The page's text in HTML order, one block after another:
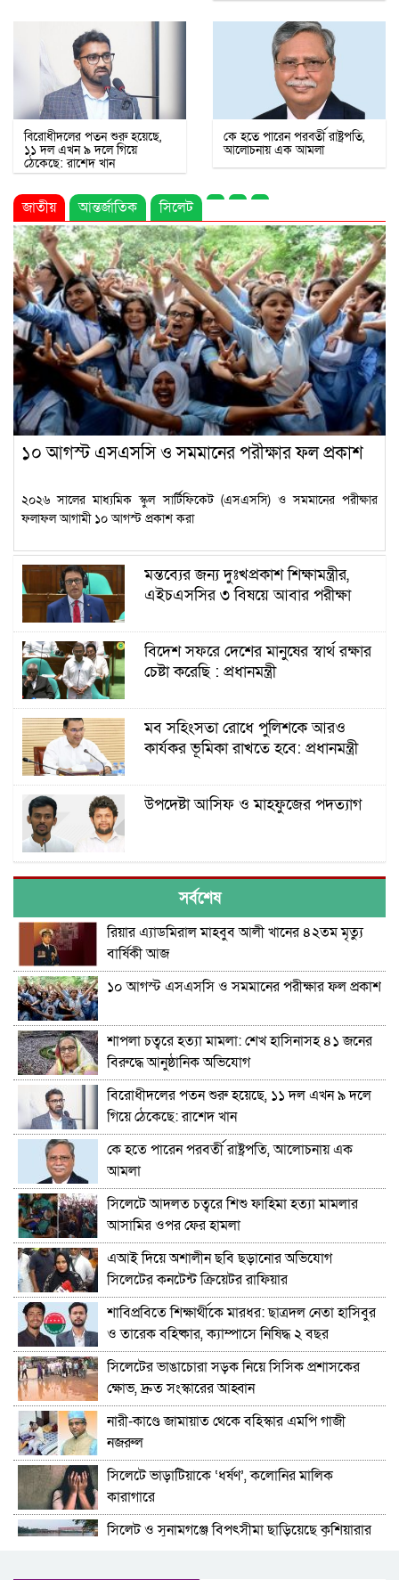
বিরোধীদলের পতন শুরু হয়েছে,
১১ দল এখন ৯ দলে গিয়ে
ঠেকেছে: রাশেদ খান
কে হতে পারেন পরবর্তী রাষ্ট্রপতি,
আলোচনায় এক আমলা
জাতীয় আন্তর্জাতিক সিলেট
১০ আগস্ট এসএসসি ও সমমানের পরীক্ষার ফল প্রকাশ
২০২৬ সালের মাধ্যমিক স্কুল সার্টিফিকেট (এসএসসি) ও সমমানের পরীক্ষার
ফলাফল আগামী ১০ আগস্ট প্রকাশ করা
মন্তব্যের জন্য দুঃখপ্রকাশ শিক্ষামন্ত্রীর,
এইচএসসির ৩ বিষয়ে আবার পরীক্ষা
বিদেশ সফরে দেশের মানুষের স্বার্থ রক্ষার
চেষ্টা করেছি : প্রধানমন্ত্রী
মব সহিংসতা রোধে পুলিশকে আরও
কার্যকর ভূমিকা রাখতে হবে: প্রধানমন্ত্রী
উপদেষ্টা আসিফ ও মাহফুজের পদত্যাগ
সর্বশেষ
রিয়ার এ্যাডমিরাল মাহবুব আলী খানের ৪২তম মৃত্যু
বার্ষিকী আজ
১০ আগস্ট এসএসসি ও সমমানের পরীক্ষার ফল প্রকাশ
শাপলা চত্বরে হত্যা মামলা: শেখ হাসিনাসহ ৪১ জনের
বিরুদ্ধে আনুষ্ঠানিক অভিযোগ
বিরোধীদলের পতন শুরু হয়েছে, ১১ দল এখন ৯ দলে
গিয়ে ঠেকেছে: রাশেদ খান
কে হতে পারেন পরবর্তী রাষ্ট্রপতি, আলোচনায় এক
আমলা
সিলেটে আদলত চত্বরে শিশু ফাহিমা হত্যা মামলার
আসামির ওপর ফের হামলা
এআই দিয়ে অশালীন ছবি ছড়ানোর অভিযোগ
সিলেটের কনটেন্ট ক্রিয়েটর রাফিয়ার
শাবিপ্রবিতে শিক্ষার্থীকে মারধর: ছাত্রদল নেতা হাসিবুর
ও তারেক বহিষ্কার, ক্যাম্পাসে নিষিদ্ধ ২ বছর
সিলেটের ভাঙাচোরা সড়ক নিয়ে সিসিক প্রশাসকের
ক্ষোভ, দ্রুত সংস্কারের আহ্বান
নারী-কাণ্ডে জামায়াত থেকে বহিস্কার এমপি গাজী
নজরুল
সিলেটে ভাড়াটিয়াকে ‘ধর্ষণ’, কলোনির মালিক
কারাগারে
সিলেট ও সুনামগঞ্জে বিপৎসীমা ছাড়িয়েছে কুশিয়ারার